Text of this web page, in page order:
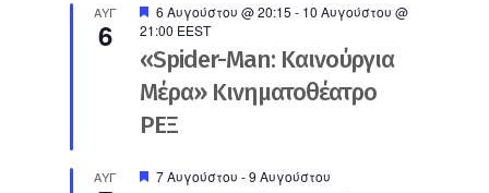
ΑΥΓ
6
Προτεινόμενο
6 Αυγούστου @ 20:15 - 10 Αυγούστου @
21:00 EEST
«Spider-Man: Καινούργια
Μέρα» Κινηματοθέατρο
ΡΕΞ
ΑΥΓ Προτεινόμενο
7 Αυγούστου -9 Αυγούστου